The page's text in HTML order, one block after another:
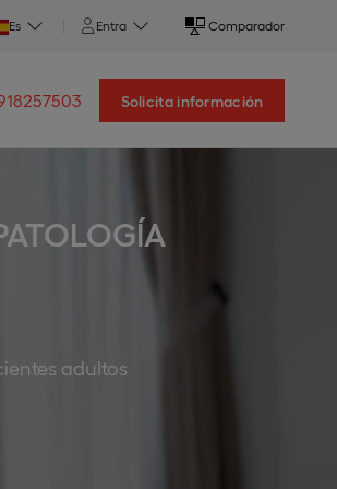
Es Entra Comparador
Solicita información
adultos